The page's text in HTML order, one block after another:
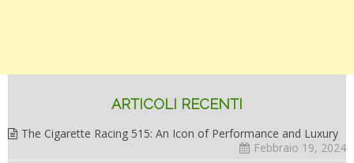
ARTICOLI RECENTI
The Cigarette Racing 515: An Icon of Performance and Luxury
Febbraio 19, 2024